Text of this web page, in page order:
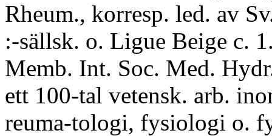
Rheum., korresp. led. av
:-sällsk. o. Ligue Beige c.
Memb. Int. Soc. Med.
ett 100-tal vetensk. arb.
reuma-tologi, fysiologi o.